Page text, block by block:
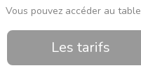
Vous pouvez accéder au
Les tarifs